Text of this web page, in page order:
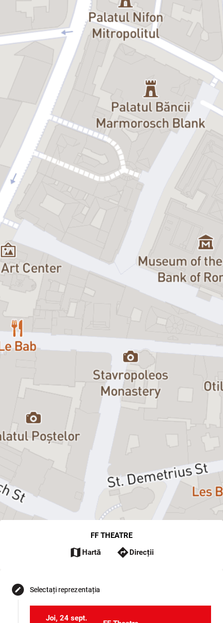
FF THEATRE
map Hartă directionsDirecții
edit Selectați reprezentația
Joi, 24 sept.